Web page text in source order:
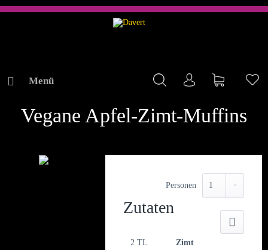
Menü Mein KontoWarenkorb
REZEPTE
Vegane Apfel-Zimt-Muffins
Personen
Zutaten
2 TL Zimt